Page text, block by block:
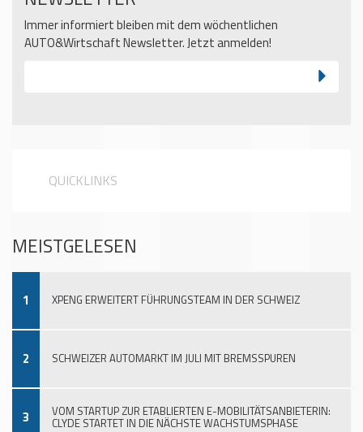
Immer informiert bleiben mit dem wöchentlichen
AUTO&Wirtschaft Newsletter. Jetzt anmelden!
QUICKLINKS
MEISTGELESEN
1 XPENG ERWEITERT FÜHRUNGSTEAM IN DER SCHWEIZ
2 SCHWEIZER AUTOMARKT IM JULI MIT BREMSSPUREN
3 VOM STARTUP ZUR ETABLIERTEN E-MOBILITÄTSANBIETERIN:
CLYDE STARTET IN DIE NÄCHSTE WACHSTUMSPHASE